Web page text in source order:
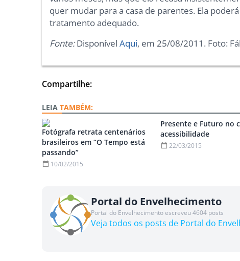
quer mudar para a casa de parentes. Ela
tratamento adequado.
Fonte:DisponívelAqui, em 25/08/2011. Foto:
Compartilhe:
TAMBÉM:
Fotógrafa retrata centenários
brasileiros em “O Tempo está
passando”
10/02/2015
Presente e Futuro no
acessibilidade
22/03/2015
Portal do Envelhecimento
Portal do Envelhecimento escreveu 4604 posts
Veja todos os posts de Portal do